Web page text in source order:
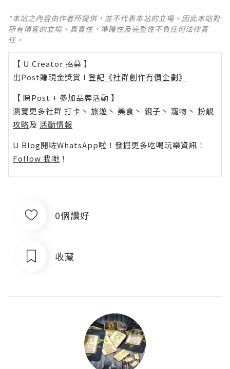
*本站之內容由作者所提供，並不代表本站的立場。因此本站對
所有博客的立場、真實性、準確性及完整性不負任何法律責
任。
【 U Creator 招募 】
出Post賺現金獎賞 l 登記《社群創作有價企劃》
【 睇Post + 參加品牌活動 】
瀏覽更多社群 打卡 丶 旅遊 丶 美食 丶 親子 丶 寵物 丶 扮靚
攻略及 活動情報
U Blog開咗WhatsApp啦！發掘更多吃喝玩樂資訊！
Follow 我哋 ！
0個讚好
收藏